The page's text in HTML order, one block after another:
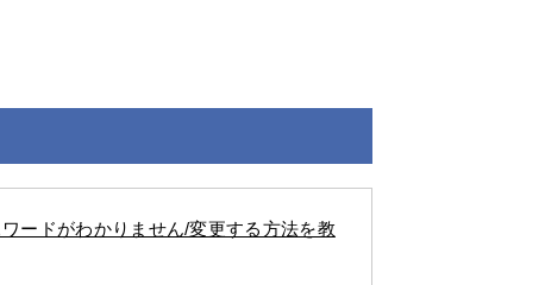
ードがわかりません/変更する方法を教